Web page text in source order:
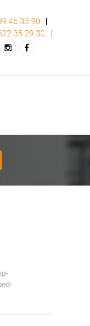
46 33 90
|
35 29 30
|